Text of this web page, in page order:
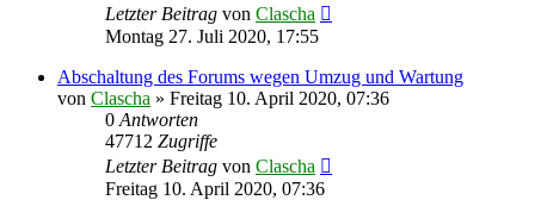
Letzter Beitrag von Clascha
Montag 27. Juli 2020, 17:55
Abschaltung des Forums wegen Umzug und Wartung
von Clascha » Freitag 10. April 2020, 07:36
0 Antworten
47712 Zugriffe
Letzter Beitrag von Clascha
Freitag 10. April 2020, 07:36